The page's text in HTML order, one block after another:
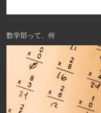
数学部って、何